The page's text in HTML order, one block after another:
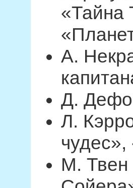
«Тайна
А.
Д. Дефо
Л.
М. Твен